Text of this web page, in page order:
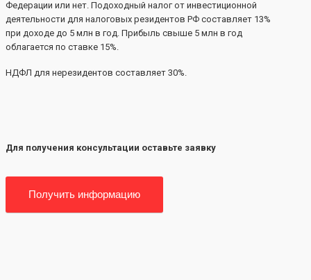
Федерации или нет. Подоходный налог от инвестиционной
деятельности для налоговых резидентов РФ составляет 13%
при доходе до 5 млн в год. Прибыль свыше 5 млн в год
облагается по ставке 15%.
НДФЛ для нерезидентов составляет 30%.
Для получения консультации оставьте заявку
Получить информацию